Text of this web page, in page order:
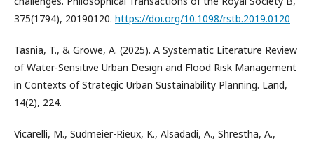
375(1794), 20190120. https://doi.org/10.1098/rstb.2019.0120
Tasnia, T., & Growe, A. (2025). A Systematic Literature Review
of Water-Sensitive Urban Design and Flood Risk Management
in Contexts of Strategic Urban Sustainability Planning. Land,
14(2), 224.
Vicarelli, M., Sudmeier-Rieux, K., Alsadadi, A., Shrestha, A.,